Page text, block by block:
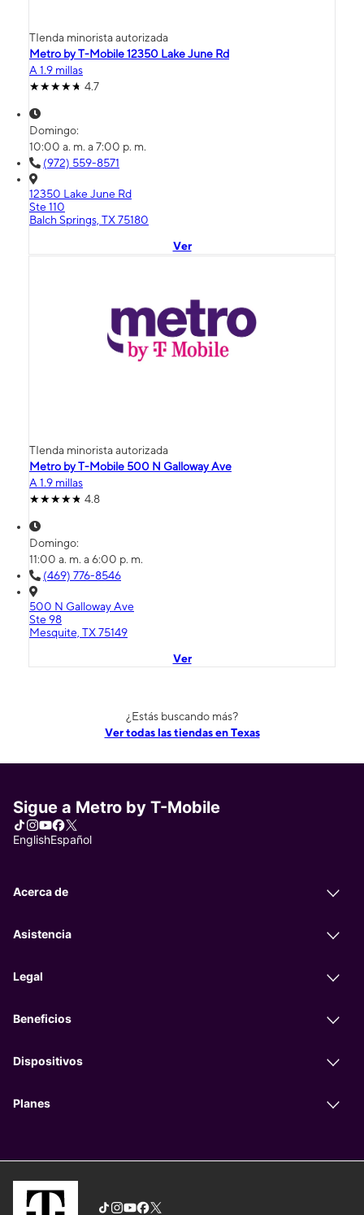
TIenda minorista autorizada
Metro by T-Mobile 12350 Lake June Rd
A 1.9 millas
4.7
Domingo:
10:00 a. m. a 7:00 p. m.
(972) 559-8571
12350 Lake June Rd
Ste 110
Balch Springs, TX 75180
Ver
TIenda minorista autorizada
Metro by T-Mobile 500 N Galloway Ave
A 1.9 millas
4.8
Domingo:
11:00 a. m. a 6:00 p. m.
(469) 776-8546
500 N Galloway Ave
Ste 98
Mesquite, TX 75149
Ver
¿Estás buscando más?
Ver todas las tiendas en Texas